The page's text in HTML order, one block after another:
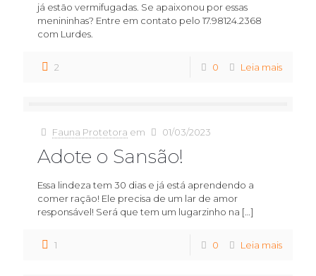
já estão vermifugadas. Se apaixonou por essas
menininhas? Entre em contato pelo 17.98124.2368
com Lurdes.
2 0 Leia mais
Fauna Protetora em 01/03/2023
Adote o Sansão!
Essa lindeza tem 30 dias e já está aprendendo a
comer ração! Ele precisa de um lar de amor
responsável! Será que tem um lugarzinho na […]
1 0 Leia mais